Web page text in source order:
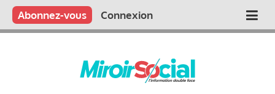
Aller
contenu
Main
Qui sommes nous ?
Vous publiez
Nous publions
Contactez-nous
Abonnez-vous Connexion